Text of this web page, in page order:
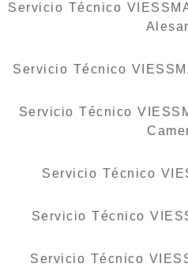
Servicio Técnico
Servicio Técnico
Servicio Técnico
Servicio Técnico
Servicio Técnico
Servicio Técnico